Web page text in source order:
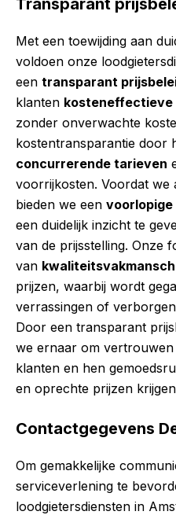
Met een toewijding aan
voldoen onze
een transparant
klanten kosteneffectieve
zonder onverwachte
kostentransparantie door
concurrerende tarieven
voorrijkosten. Voordat we
bieden we een
een duidelijk inzicht te
van de prijsstelling. Onze
van
prijzen, waarbij wordt
verrassingen of
Door een transparant
we ernaar om
klanten en hen
en oprechte prijzen
Contactgegevens
Om gemakkelijke
serviceverlening te
loodgietersdiensten in